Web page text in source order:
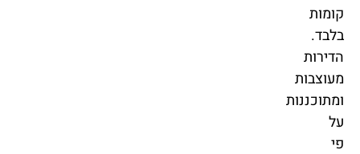
קומות
בלבד.
הדירות
מעוצבות
ומתוכננות